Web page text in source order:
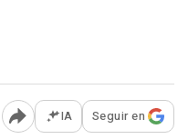
Abrir opciones para
IA Seguir en